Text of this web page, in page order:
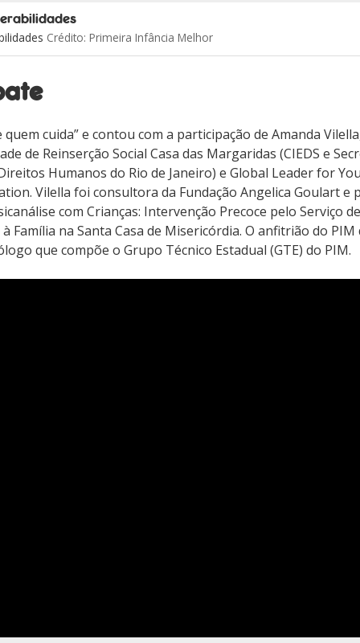
Crédito: Primeira Infância Melhor
quem cuida” e contou com a participação de Amanda
de Reinserção Social Casa das Margaridas (CIEDS e
Humanos do Rio de Janeiro) e Global Leader for
Vilella foi consultora da Fundação Angelica Goulart e
com Crianças: Intervenção Precoce pelo Serviço
Família na Santa Casa de Misericórdia. O anfitrião do
que compõe o Grupo Técnico Estadual (GTE) do PIM.